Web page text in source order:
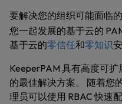
要解决您的组织可能面临
您一起发展的基于云的
基于云的零信任和零知识
KeeperPAM 具有高度可
的最佳解决方案。 随着您
理员可以使用 RBAC 快速